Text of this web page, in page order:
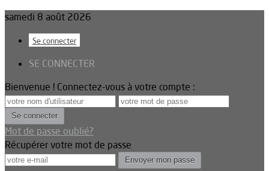
samedi 8 août 2026
Se connecter
SE CONNECTER
Bienvenue ! Connectez-vous à votre compte :
Mot de passe oublié?
Récupérer votre mot de passe